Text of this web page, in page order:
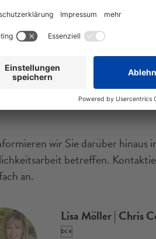
das Richtige
wir Sie darüber hinaus
betreffen.
an.
Lisa Möller | Chris
